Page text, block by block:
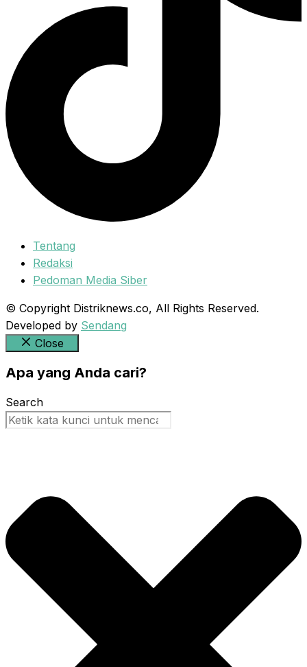
Tentang
Redaksi
Pedoman Media Siber
© Copyright Distriknews.co, All Rights Reserved.
Developed by Sendang
Close
Apa yang Anda cari?
Search